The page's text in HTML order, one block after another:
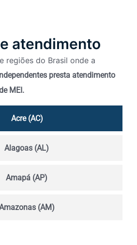
atendimento
regiões do Brasil onde a
presta atendimento
MEI.
Acre (AC)
Alagoas (AL)
Amapá (AP)
(AM)